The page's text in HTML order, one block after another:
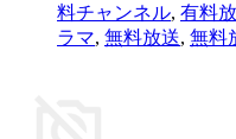
料チャンネル, 有料
ラマ, 無料放送, 無料